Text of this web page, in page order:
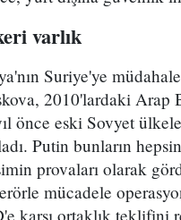
varlık
Suriye'ye
2010'lardaki Arap
önce eski Sovyet
Putin bunların
provaları olarak
mücadele
karşı ortaklık teklifini